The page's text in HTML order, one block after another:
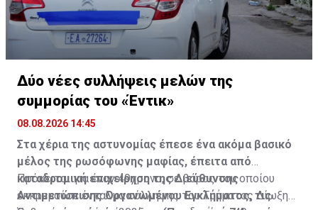
Δύο νέες συλλήψεις μελών της
συμμορίας του «Έντικ»
08.08.2026 14:45
Στα χέρια της αστυνομίας έπεσε ένα ακόμα βασικό
μέλος της ρωσόφωνης μαφίας, έπειτα από
καταδρομική επιχείρηση της Διεύθυνσης
Αντιμετώπισης Οργανωμένου Εγκλήματος, τις
Πρόκειται για έναν 49χρονο, σε βάρος του οποίου
εκκρεμούσε ένταλμα σύλληψης του Τμήματος Δίωξης